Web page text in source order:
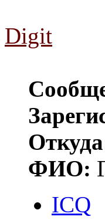
Digit
ФИО:
ICQ